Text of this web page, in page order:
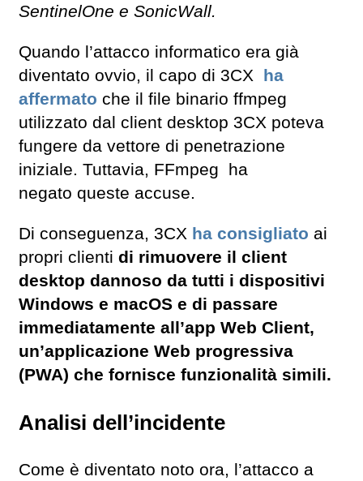
SentinelOne e SonicWall.
Quando l’attacco informatico era già
diventato ovvio, il capo di 3CX ha
affermato che il file binario ffmpeg
utilizzato dal client desktop 3CX poteva
fungere da vettore di penetrazione
iniziale. Tuttavia, FFmpeg ha
negato queste accuse.
Di conseguenza, 3CX ha consigliato ai
propri clienti di rimuovere il client
desktop dannoso da tutti i dispositivi
Windows e macOS e di passare
immediatamente all’app Web Client,
un’applicazione Web progressiva
(PWA) che fornisce funzionalità simili.
Analisi dell’incidente
Come è diventato noto ora, l’attacco a